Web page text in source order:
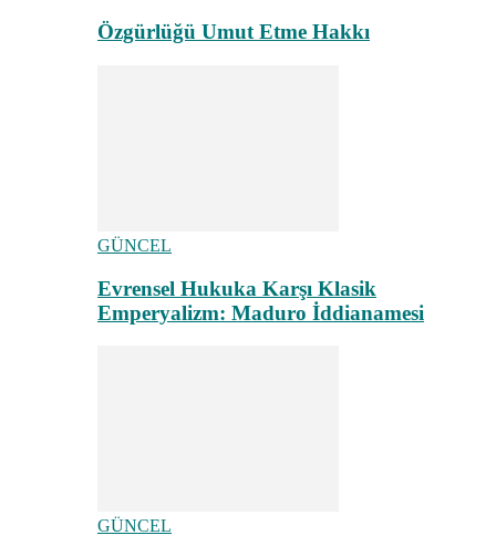
Özgürlüğü Umut Etme Hakkı
GÜNCEL
Evrensel Hukuka Karşı Klasik
Emperyalizm: Maduro İddianamesi
GÜNCEL